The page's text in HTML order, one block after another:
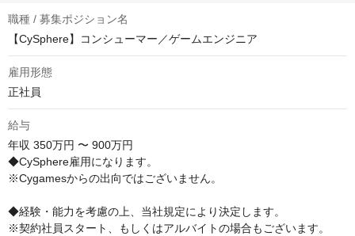
職種 / 募集ポジション名
【CySphere】コンシューマー／ゲームエンジニア
雇用形態
正社員
給与
年収 350万円 〜 900万円
◆CySphere雇用になります。
※Cygamesからの出向ではございません。
◆経験・能力を考慮の上、当社規定により決定します。
※契約社員スタート、もしくはアルバイトの場合もございます。